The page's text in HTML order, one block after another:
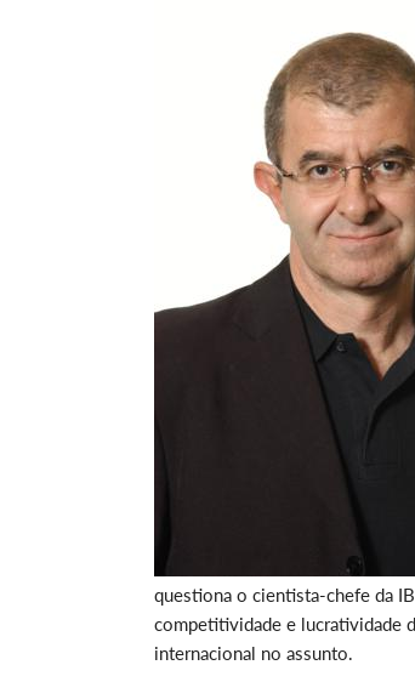
questiona o cientista-chefe da
competitividade e lucratividade
internacional no assunto.